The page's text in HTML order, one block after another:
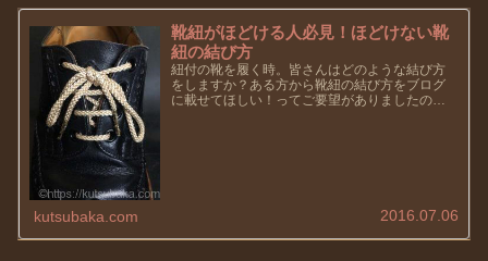
靴紐がほどける人必見！ほどけない靴
紐の結び方
紐付の靴を履く時。皆さんはどのような結び方
をしますか？ある方から靴紐の結び方をブログ
に載せてほしい！ってご要望がありましたの
kutsubaka.com 2016.07.06